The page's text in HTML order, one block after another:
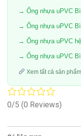
→ Ống nhựa uPVC
→ Ống nhựa uPVC
→ Ống nhựa uPVC
→ Ống nhựa uPVC
Xem tất cả sản
0/5 (0 Reviews)